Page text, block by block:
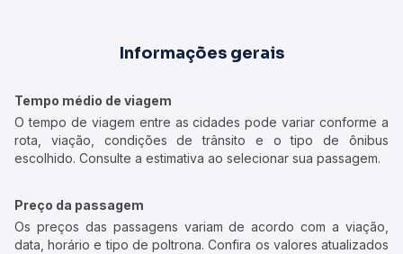
Informações gerais
Tempo médio de viagem
O tempo de viagem entre as cidades pode variar conforme a
rota, viação, condições de trânsito e o tipo de ônibus
escolhido. Consulte a estimativa ao selecionar sua passagem.
Preço da passagem
Os preços das passagens variam de acordo com a viação,
data, horário e tipo de poltrona. Confira os valores atualizados